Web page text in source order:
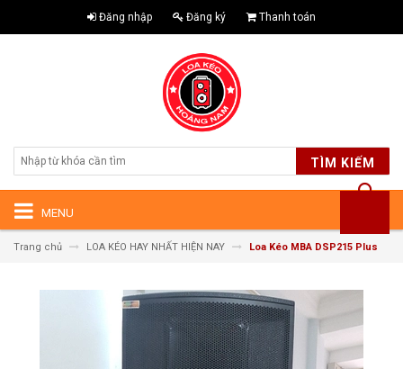
Đăng nhập Đăng ký Thanh toán
TÌM KIẾM
MENU
Trang chủ LOA KÉO HAY NHẤT HIỆN NAY Loa Kéo MBA DSP215 Plus